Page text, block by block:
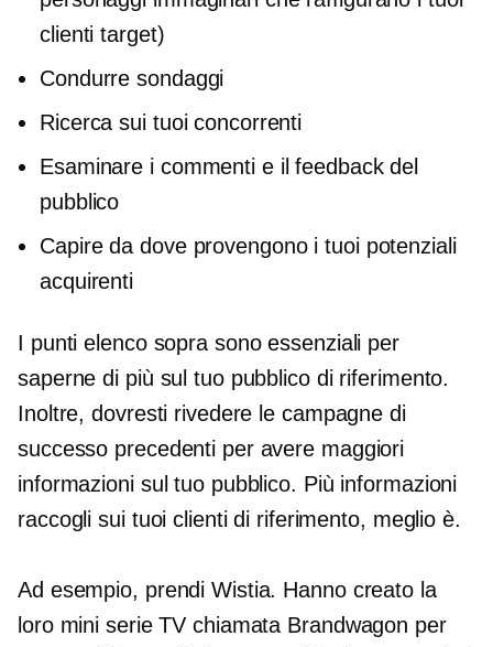
clienti target)
Condurre sondaggi
Ricerca sui tuoi concorrenti
Esaminare i commenti e il feedback del
pubblico
Capire da dove provengono i tuoi potenziali
acquirenti
I punti elenco sopra sono essenziali per
saperne di più sul tuo pubblico di riferimento.
Inoltre, dovresti rivedere le campagne di
successo precedenti per avere maggiori
informazioni sul tuo pubblico. Più informazioni
raccogli sui tuoi clienti di riferimento, meglio è.
Ad esempio, prendi Wistia. Hanno creato la
loro mini serie TV chiamata Brandwagon per